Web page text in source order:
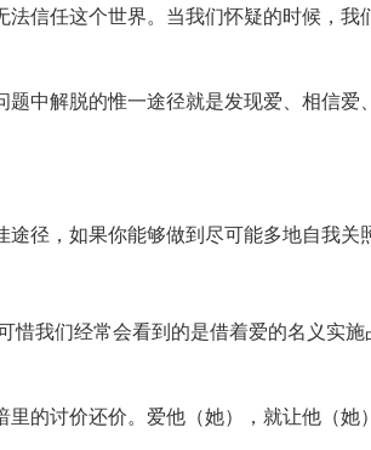
信任这个世界。当我们怀疑的时候，我
中解脱的惟一途径就是发现爱、相信爱
径，如果你能够做到尽可能多地自我关
惜我们经常会看到的是借着爱的名义实施
的讨价还价。爱他（她），就让他（她